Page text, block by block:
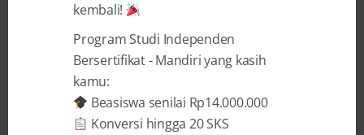
BAGIKAN
kembali!
Program Studi Independen
Bersertifikat - Mandiri yang kasih
kamu:
Beasiswa senilai Rp14.000.000
Konversi hingga 20 SKS